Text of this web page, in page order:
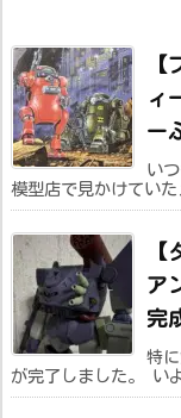
ィ
ー
い
模型店で見かけてい
ア
完
特
が完了しました。 い